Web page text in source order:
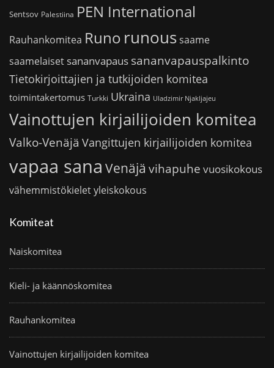
Sentsov Palestiina PEN International
Rauhankomitea Runo runoussaame
saamelaiset sananvapaus sananvapauspalkinto
Tietokirjoittajien ja tutkijoiden komitea
toimintakertomus Turkki Ukraina Uladzimir Njakljajeu
Vainottujen kirjailijoiden komitea
Valko-Venäjä Vangittujen kirjailijoiden komitea
vapaa sana Venäjä vihapuhe vuosikokous
vähemmistökieletyleiskokous
Komiteat
Naiskomitea
Kieli- ja käännöskomitea
Rauhankomitea
Vainottujen kirjailijoiden komitea